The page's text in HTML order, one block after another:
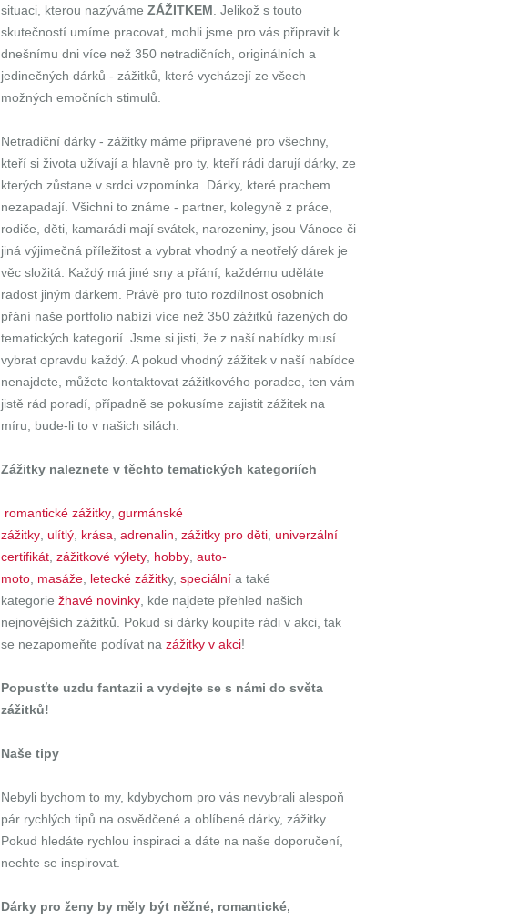
situaci, kterou nazývámeZÁŽITKEM . Jelikož s touto
skutečností umíme pracovat, mohli jsme pro vás připravit k
dnešnímu dni více než 350 netradičních, originálních a
jedinečných dárků - zážitků, které vycházejí ze všech
možných emočních stimulů.
Netradiční dárky - zážitky máme připravené pro všechny,
kteří si života užívají a hlavně pro ty, kteří rádi darují dárky, ze
kterých zůstane v srdci vzpomínka. Dárky, které prachem
nezapadají. Všichni to známe - partner, kolegyně z práce,
rodiče, děti, kamarádi mají svátek, narozeniny, jsou Vánoce či
jiná výjimečná příležitost a vybrat vhodný a neotřelý dárek je
věc složitá. Každý má jiné sny a přání, každému uděláte
radost jiným dárkem. Právě pro tuto rozdílnost osobních
přání naše portfolio nabízí více než 350 zážitků řazených do
tematických kategorií. Jsme si jisti, že z naší nabídky musí
vybrat opravdu každý. A pokud vhodný zážitek v naší nabídce
nenajdete, můžete kontaktovat zážitkového poradce, ten vám
jistě rád poradí, případně se pokusíme zajistit zážitek na
míru, bude-li to v našich silách.
Zážitky naleznete v těchto tematických kategoriích
romantické zážitky ,gurmánské
zážitky ulítlý krása ,adrenalin ,zážitky pro děti univerzální
certifikát ,zážitkové výlety hobby ,auto-
moto masáže letecké zážitky,speciální a také
kategoriežhavé novinky , kde najdete přehled našich
nejnovějších zážitků. Pokud si dárky koupíte rádi v akci, tak
se nezapomeňte podívat nazážitky v akci!
Popusťte uzdu fantazii a vydejte se s námi do světa
zážitků!
Naše tipy
Nebyli bychom to my, kdybychom pro vás nevybrali alespoň
pár rychlých tipů na osvědčené a oblíbené dárky, zážitky.
Pokud hledáte rychlou inspiraci a dáte na naše doporučení,
nechte se inspirovat.
Dárky pro ženy by měly být něžné, romantické,